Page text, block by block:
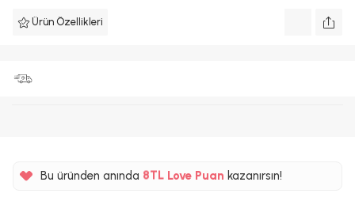
Ürün Özellikleri
Bu üründen anında 8TL Love Puan kazanırsın!